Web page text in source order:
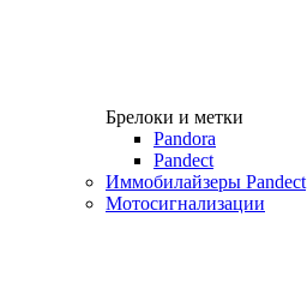
Брелоки и метки
Pandora
Pandect
Иммобилайзеры Pandect
Мотосигнализации